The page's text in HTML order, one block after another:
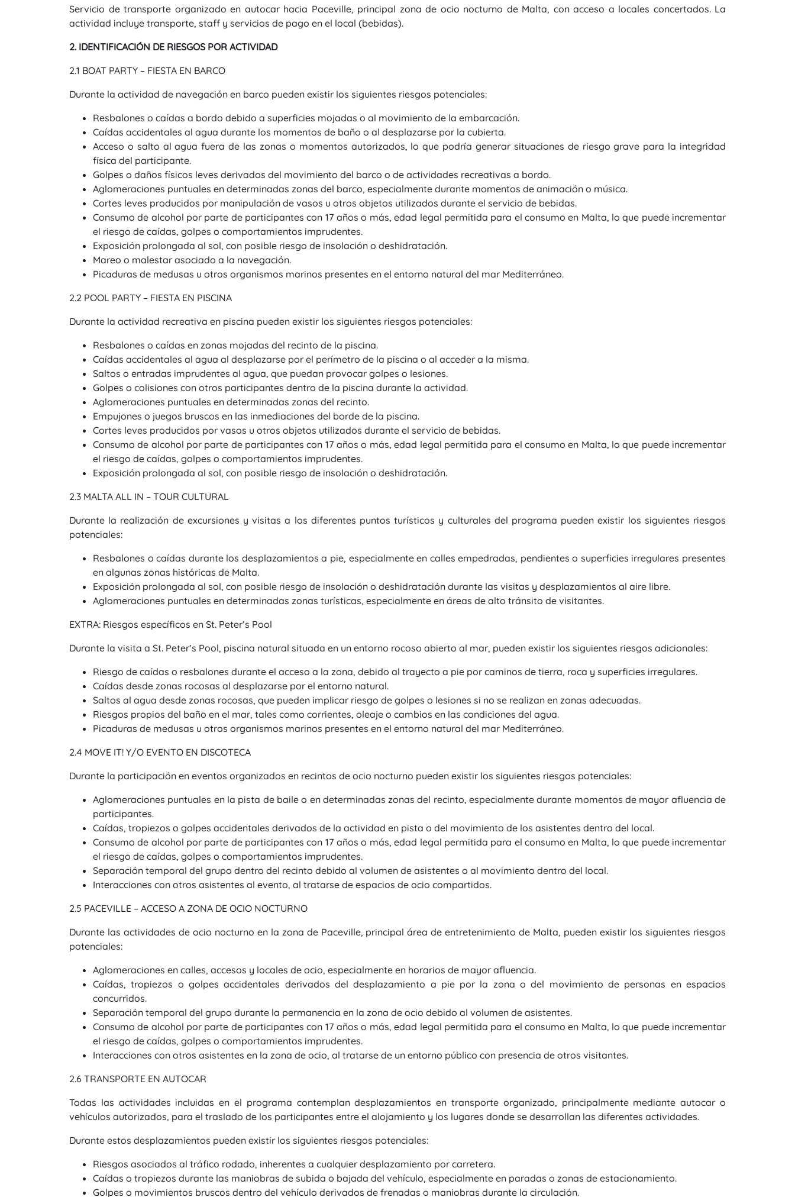
Servicio de transporte organizado en autocar hacia Paceville, principal zona de ocio nocturno de Malta, con acceso a locales concertados. La
actividad incluye transporte, staff y servicios de pago en el local (bebidas).
2. IDENTIFICACIÓN DE RIESGOS POR ACTIVIDAD
2.1 BOAT PARTY – FIESTA EN BARCO
Durante la actividad de navegación en barco pueden existir los siguientes riesgos potenciales:
Resbalones o caídas a bordo debido a superficies mojadas o al movimiento de la embarcación.
Caídas accidentales al agua durante los momentos de baño o al desplazarse por la cubierta.
Acceso o salto al agua fuera de las zonas o momentos autorizados, lo que podría generar situaciones de riesgo grave para la integridad
física del participante.
Golpes o daños físicos leves derivados del movimiento del barco o de actividades recreativas a bordo.
Aglomeraciones puntuales en determinadas zonas del barco, especialmente durante momentos de animación o música.
Cortes leves producidos por manipulación de vasos u otros objetos utilizados durante el servicio de bebidas.
Consumo de alcohol por parte de participantes con 17 años o más, edad legal permitida para el consumo en Malta, lo que puede incrementar
el riesgo de caídas, golpes o comportamientos imprudentes.
Exposición prolongada al sol, con posible riesgo de insolación o deshidratación.
Mareo o malestar asociado a la navegación.
Picaduras de medusas u otros organismos marinos presentes en el entorno natural del mar Mediterráneo.
2.2 POOL PARTY – FIESTA EN PISCINA
Durante la actividad recreativa en piscina pueden existir los siguientes riesgos potenciales:
Resbalones o caídas en zonas mojadas del recinto de la piscina.
Caídas accidentales al agua al desplazarse por el perímetro de la piscina o al acceder a la misma.
Saltos o entradas imprudentes al agua, que puedan provocar golpes o lesiones.
Golpes o colisiones con otros participantes dentro de la piscina durante la actividad.
Aglomeraciones puntuales en determinadas zonas del recinto.
Empujones o juegos bruscos en las inmediaciones del borde de la piscina.
Cortes leves producidos por vasos u otros objetos utilizados durante el servicio de bebidas.
Consumo de alcohol por parte de participantes con 17 años o más, edad legal permitida para el consumo en Malta, lo que puede incrementar
el riesgo de caídas, golpes o comportamientos imprudentes.
Exposición prolongada al sol, con posible riesgo de insolación o deshidratación.
2.3 MALTA ALL IN – TOUR CULTURAL
Durante la realización de excursiones y visitas a los diferentes puntos turísticos y culturales del programa pueden existir los siguientes riesgos
potenciales:
Resbalones o caídas durante los desplazamientos a pie, especialmente en calles empedradas, pendientes o superficies irregulares presentes
en algunas zonas históricas de Malta.
Exposición prolongada al sol, con posible riesgo de insolación o deshidratación durante las visitas y desplazamientos al aire libre.
Aglomeraciones puntuales en determinadas zonas turísticas, especialmente en áreas de alto tránsito de visitantes.
EXTRA: Riesgos específicos en St. Peter’s Pool
Durante la visita a St. Peter’s Pool, piscina natural situada en un entorno rocoso abierto al mar, pueden existir los siguientes riesgos adicionales:
Riesgo de caídas o resbalones durante el acceso a la zona, debido al trayecto a pie por caminos de tierra, roca y superficies irregulares.
Caídas desde zonas rocosas al desplazarse por el entorno natural.
Saltos al agua desde zonas rocosas, que pueden implicar riesgo de golpes o lesiones si no se realizan en zonas adecuadas.
Riesgos propios del baño en el mar, tales como corrientes, oleaje o cambios en las condiciones del agua.
Picaduras de medusas u otros organismos marinos presentes en el entorno natural del mar Mediterráneo.
2.4 MOVE IT! Y/O EVENTO EN DISCOTECA
Durante la participación en eventos organizados en recintos de ocio nocturno pueden existir los siguientes riesgos potenciales:
Aglomeraciones puntuales en la pista de baile o en determinadas zonas del recinto, especialmente durante momentos de mayor afluencia de
participantes.
Caídas, tropiezos o golpes accidentales derivados de la actividad en pista o del movimiento de los asistentes dentro del local.
Consumo de alcohol por parte de participantes con 17 años o más, edad legal permitida para el consumo en Malta, lo que puede incrementar
el riesgo de caídas, golpes o comportamientos imprudentes.
Separación temporal del grupo dentro del recinto debido al volumen de asistentes o al movimiento dentro del local.
Interacciones con otros asistentes al evento, al tratarse de espacios de ocio compartidos.
2.5 PACEVILLE – ACCESO A ZONA DE OCIO NOCTURNO
Durante las actividades de ocio nocturno en la zona de Paceville, principal área de entretenimiento de Malta, pueden existir los siguientes riesgos
potenciales:
Aglomeraciones en calles, accesos y locales de ocio, especialmente en horarios de mayor afluencia.
Caídas, tropiezos o golpes accidentales derivados del desplazamiento a pie por la zona o del movimiento de personas en espacios
concurridos.
Separación temporal del grupo durante la permanencia en la zona de ocio debido al volumen de asistentes.
Consumo de alcohol por parte de participantes con 17 años o más, edad legal permitida para el consumo en Malta, lo que puede incrementar
el riesgo de caídas, golpes o comportamientos imprudentes.
Interacciones con otros asistentes en la zona de ocio, al tratarse de un entorno público con presencia de otros visitantes.
2.6 TRANSPORTE EN AUTOCAR
Todas las actividades incluidas en el programa contemplan desplazamientos en transporte organizado, principalmente mediante autocar o
vehículos autorizados, para el traslado de los participantes entre el alojamiento y los lugares donde se desarrollan las diferentes actividades.
Durante estos desplazamientos pueden existir los siguientes riesgos potenciales:
Riesgos asociados al tráfico rodado, inherentes a cualquier desplazamiento por carretera.
Caídas o tropiezos durante las maniobras de subida o bajada del vehículo, especialmente en paradas o zonas de estacionamiento.
Golpes o movimientos bruscos dentro del vehículo derivados de frenadas o maniobras durante la circulación.